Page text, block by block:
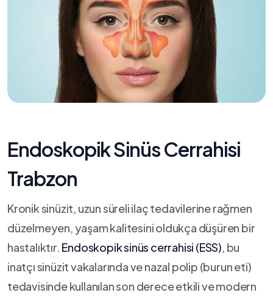
Endoskopik Sinüs Cerrahisi
Trabzon
Kronik sinüzit, uzun süreli ilaç tedavilerine rağmen
düzelmeyen, yaşam kalitesini oldukça düşüren bir
hastalıktır. Endoskopik sinüs cerrahisi (ESS), bu
inatçı sinüzit vakalarında ve nazal polip (burun eti)
tedavisinde kullanılan son derece etkili ve modern